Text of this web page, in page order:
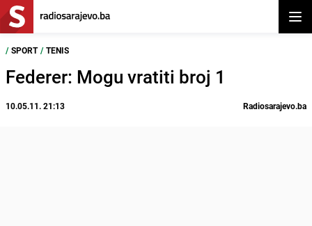
/ SPORT / TENIS
Federer: Mogu vratiti broj 1
10.05.11. 21:13 Radiosarajevo.ba